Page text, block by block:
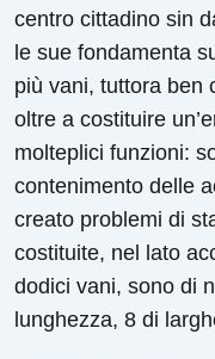
centro cittadino sin
le sue fondamenta
più vani, tuttora ben
oltre a costituire
molteplici funzioni:
contenimento delle
creato problemi di
costituite, nel lato
dodici vani, sono di
lunghezza, 8 di